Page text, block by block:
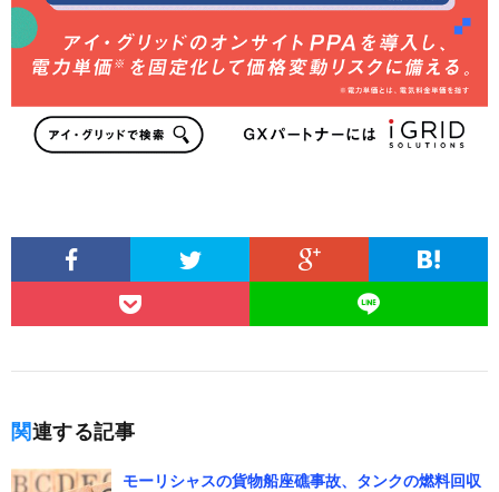
関連する記事
モーリシャスの貨物船座礁事故、タンクの燃料回収